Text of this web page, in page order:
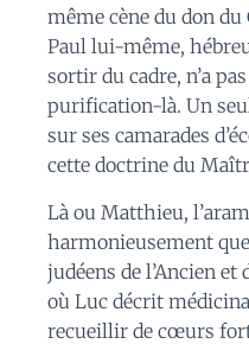
même cène du don du
Paul lui-même,
sortir du cadre, n’a
purification-là. Un
sur ses camarades
cette doctrine du
Là ou Matthieu,
harmonieusement
judéens de l’Ancien
où Luc décrit
recueillir de cœurs